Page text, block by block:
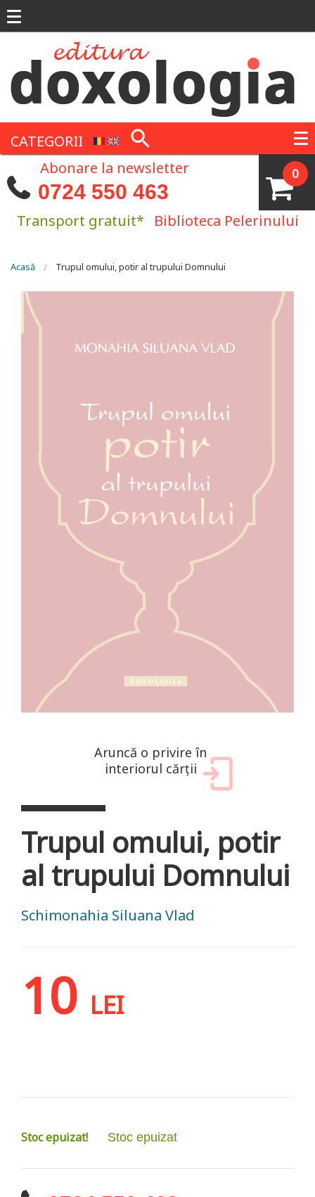
CATEGORII
0
Abonare la newsletter
0724 550 463
Transport gratuit* Biblioteca Pelerinului
Eşti aici
Acasă Trupul omului, potir al trupului Domnului
Aruncă o privire în
interiorul cărții
Trupul omului, potir
al trupului Domnului
Schimonahia Siluana Vlad
10 LEI
Stoc epuizat! Stoc epuizat